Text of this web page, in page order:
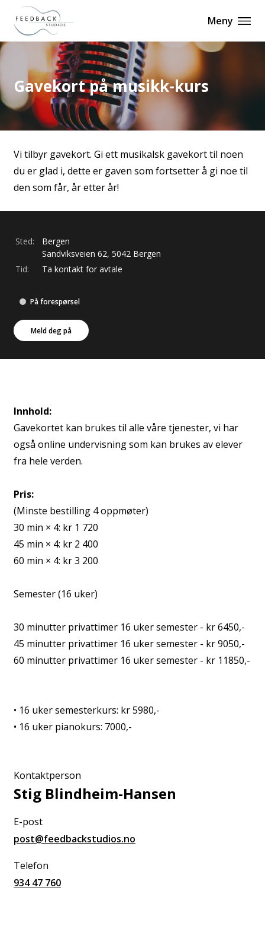
Meny
Gavekort på musikk-kurs
Vi tilbyr gavekort. Gi ett musikalsk gavekort til noen
du er glad i, dette er gaven som fortsetter å gi noe til
den som får, år etter år!
Sted:
Bergen
Sandviksveien 62, 5042 Bergen
Tid:
Ta kontakt for avtale
På forespørsel
Meld deg på
Kontaktperson
Stig Blindheim-Hansen
E-post
post@feedbackstudios.no
Telefon
934 47 760
Innhold:
Gavekortet kan brukes til alle våre tjenester, vi har
også online undervisning som kan brukes av elever
fra hele verden.
Pris:
(Minste bestilling 4 oppmøter)
30 min × 4: kr 1 720
45 min × 4: kr 2 400
60 min × 4: kr 3 200
Semester (16 uker)
30 minutter privattimer 16 uker semester - kr 6450,-
45 minutter privattimer 16 uker semester - kr 9050,-
60 minutter privattimer 16 uker semester - kr 11850,-
• 16 uker semesterkurs: kr 5980,-
• 16 uker pianokurs: 7000,-